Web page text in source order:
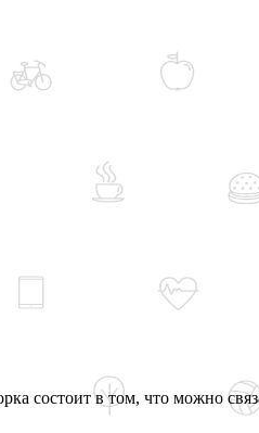
состоит в том, что можно